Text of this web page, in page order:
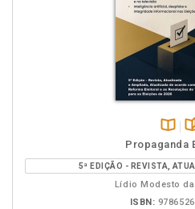
na
B.V.
Propaganda
5ª EDIÇÃO - REVISTA,
Lídio Modesto
ISBN: